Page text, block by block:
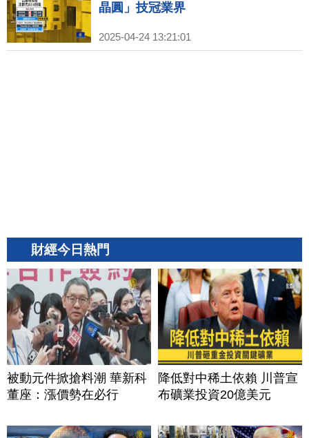
晶圓」技冠業界
2025-04-24 13:21:01
財經今日熱門
被動元件掀搶料潮 華新科
董座：漲價勢在必行
降低對中稀土依賴 川普宣
布礦業投資20億美元